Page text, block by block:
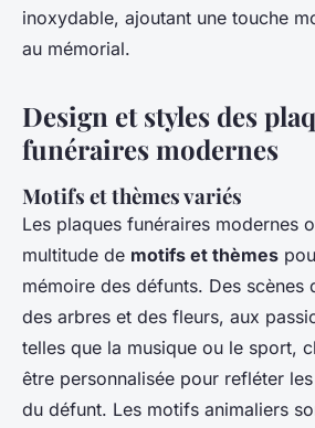
inoxydable, ajoutant une touche
au mémorial.
Design et styles des
funéraires modernes
Motifs et thèmes variés
Les plaques funéraires modernes
multitude de motifs et thèmes
mémoire des défunts. Des scènes
des arbres et des fleurs, aux
telles que la musique ou le sport,
être personnalisée pour refléter
du défunt. Les motifs animaliers